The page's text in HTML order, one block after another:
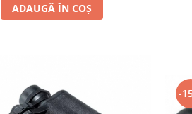
ADAUGĂ ÎN COȘ
-